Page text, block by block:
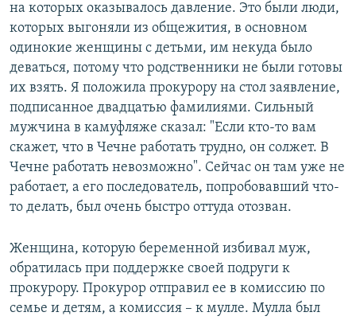
на которых оказывалось давление. Это были люди,
которых выгоняли из общежития, в основном
одинокие женщины с детьми, им некуда было
деваться, потому что родственники не были готовы
их взять. Я положила прокурору на стол заявление,
подписанное двадцатью фамилиями. Сильный
мужчина в камуфляже сказал: "Если кто-то вам
скажет, что в Чечне работать трудно, он солжет. В
Чечне работать невозможно". Сейчас он там уже не
работает, а его последователь, попробовавший что-
то делать, был очень быстро оттуда отозван.
Женщина, которую беременной избивал муж,
обратилась при поддержке своей подруги к
прокурору. Прокурор отправил ее в комиссию по
семье и детям, а комиссия – к мулле. Мулла был